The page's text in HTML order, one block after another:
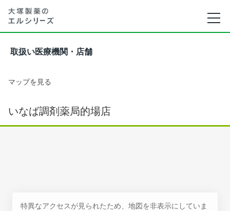
取扱い医療機関・店舗
マップを見る
いなば調剤薬局的場店
特異なアクセスが見られたため、地図を非表示にしていま